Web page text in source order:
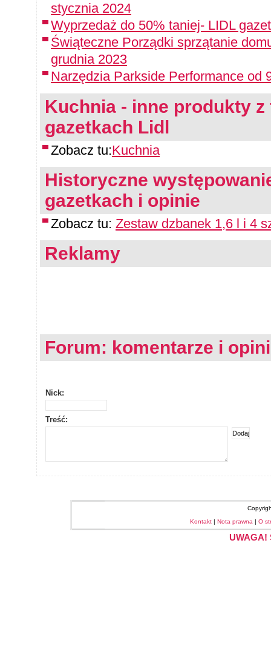
stycznia 2024
Wyprzedaż do 50% taniej- LIDL
Świąteczne Porządki sprzątanie
grudnia 2023
Narzędzia Parkside Performance od
Kuchnia - inne produkty
gazetkach Lidl
Zobacz tu:Kuchnia
Historyczne
gazetkach i opinie
Zobacz tu: Zestaw dzbanek 1,6 l i 4
Reklamy
Forum: komentarze i
Nick:
Treść:
Kontakt | Nota prawna | O
UWAGA!